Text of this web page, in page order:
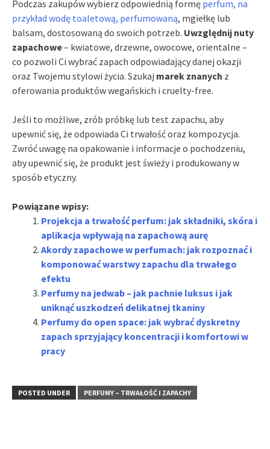
Podczas zakupów wybierz odpowiednią formę perfum, na
przykład wodę toaletową, perfumowaną, mgiełkę lub
balsam, dostosowaną do swoich potrzeb. Uwzględnij nuty
zapachowe– kwiatowe, drzewne, owocowe, orientalne –
co pozwoli Ci wybrać zapach odpowiadający danej okazji
oraz Twojemu stylowi życia. Szukaj marek znanych z
oferowania produktów wegańskich i cruelty-free.
Jeśli to możliwe, zrób próbkę lub test zapachu, aby
upewnić się, że odpowiada Ci trwałość oraz kompozycja.
Zwróć uwagę na opakowanie i informacje o pochodzeniu,
aby upewnić się, że produkt jest świeży i produkowany w
sposób etyczny.
Powiązane wpisy:
Projekcja a trwałość perfum: jak składniki, skóra i
aplikacja wpływają na zapachową aurę
Akordy zapachowe w perfumach: jak rozpoznać i
komponować warstwy zapachu dla trwałego
efektu
Perfumy na jedwab – jak pachnie luksus i jak
uniknąć uszkodzeń delikatnej tkaniny
Perfumy do open space: jak wybrać dyskretny
zapach sprzyjający koncentracji i komfortowi w
pracy
POSTED UNDER PERFUMY – TRWAŁOŚĆ I ZAPACHY